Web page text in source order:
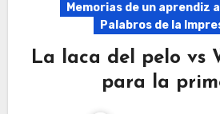
Memorias de un aprendiz
Palabros de la
La laca del pelo vs
para la